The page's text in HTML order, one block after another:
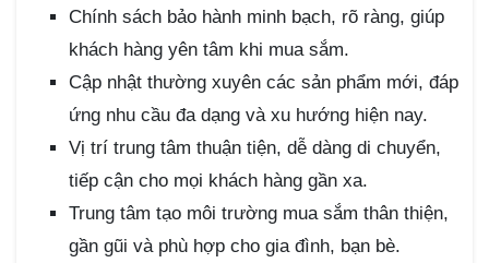
Chính sách bảo hành minh bạch, rõ ràng, giúp
khách hàng yên tâm khi mua sắm.
Cập nhật thường xuyên các sản phẩm mới, đáp
ứng nhu cầu đa dạng và xu hướng hiện nay.
Vị trí trung tâm thuận tiện, dễ dàng di chuyển,
tiếp cận cho mọi khách hàng gần xa.
Trung tâm tạo môi trường mua sắm thân thiện,
gần gũi và phù hợp cho gia đình, bạn bè.